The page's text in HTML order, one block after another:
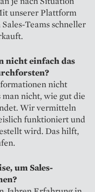
unserer Plattform
Teams schneller
­nicht einfach das
nicht
nicht, wie gut die
Wir vermitteln
funktioniert und
wird. Das hilft,
um Sales-